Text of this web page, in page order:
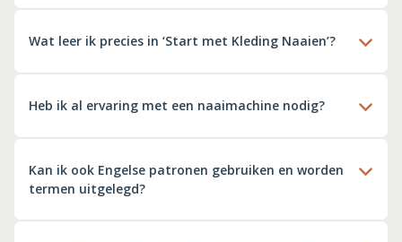
De cursus is bedoeld voor naaisters die willen leren kleding
hebben met patroonbladen en cursisten die stap-voor-stap
Wat leer ik precies in ‘Start met Kleding Naaien’?
Heb ik al ervaring met een naaimachine nodig?
Ja, je hebt de basiskennis van je naaimachine nodig: je
naaien van eenvoudige projecten.
Kan ik ook Engelse patronen gebruiken en worden
termen uitgelegd?